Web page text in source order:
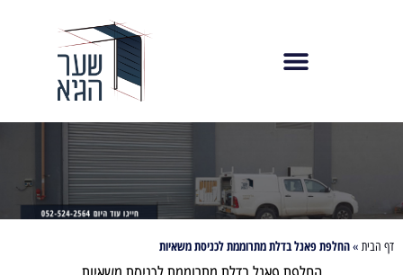
דף הבית »החלפת פאנל בדלת מתרוממת לכניסת משאיות